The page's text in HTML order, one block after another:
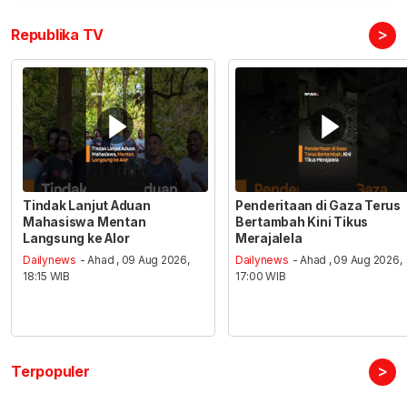
Republika TV >
Tindak Lanjut Aduan
Mahasiswa Mentan
Langsung ke Alor
Dailynews - Ahad , 09 Aug 2026,
18:15 WIB
Penderitaan di Gaza Terus
Bertambah Kini Tikus
Merajalela
Dailynews - Ahad , 09 Aug 2026,
17:00 WIB
Terpopuler >